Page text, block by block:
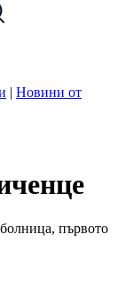
| Новини от
първото